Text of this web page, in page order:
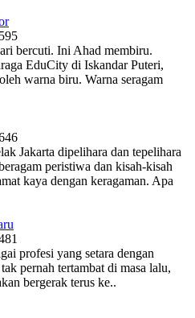
bercuti. Ini Ahad membiru.
EduCity di Iskandar Puteri,
warna biru. Warna seragam
Jakarta dipelihara dan tepelihara
peristiwa dan kisah-kisah
kaya dengan keragaman. Apa
profesi yang setara dengan
pernah tertambat di masa lalu,
bergerak terus ke..